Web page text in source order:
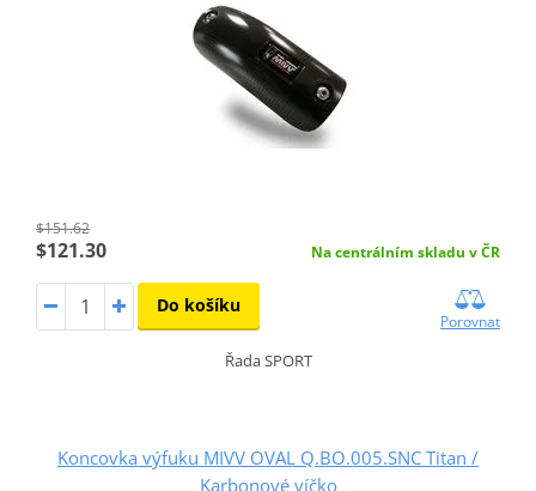
$151.62
$121.30 Na centrálním skladu v ČR
Do košíku
Porovnat
Řada SPORT
Koncovka výfuku MIVV OVAL Q.BO.005.SNC Titan /
Karbonové víčko